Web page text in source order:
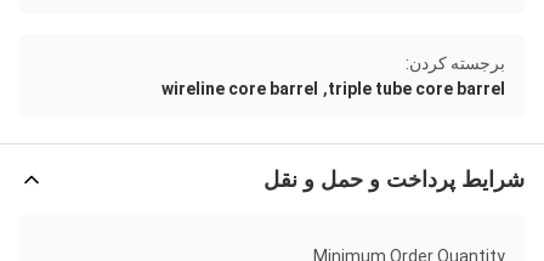
برجسته کردن:
triple tube core barrel
,
wireline core barrel
شرایط پرداخت و حمل و نقل
Minimum Order Quantity